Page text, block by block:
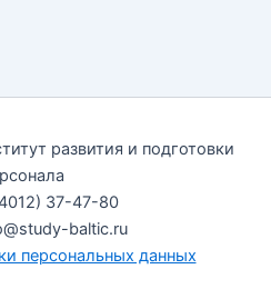
развития и подготовки
37-47-80
baltic.ru
персональных данных